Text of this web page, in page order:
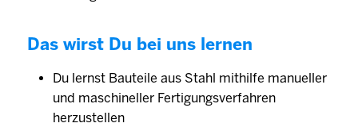
Das wirst Du bei uns lernen
Du lernst Bauteile aus Stahl mithilfe manueller
und maschineller Fertigungsverfahren
herzustellen